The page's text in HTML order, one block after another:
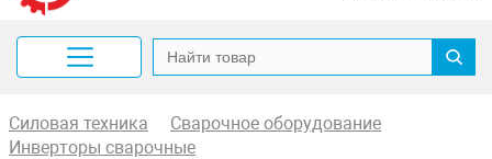
Силовая техника
Сварочное оборудование
Инверторы сварочные